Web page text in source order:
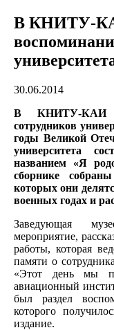
В КНИТУ-
30.06.2014
В КНИТУ-КАИ
сотрудников
годы Великой
университета
названием «Я
сборнике
которых они
военных годах и
Заведующая
мероприятие,
работы, которая
памяти о
«Этот день мы
авиационный
был раздел
которого
издание.